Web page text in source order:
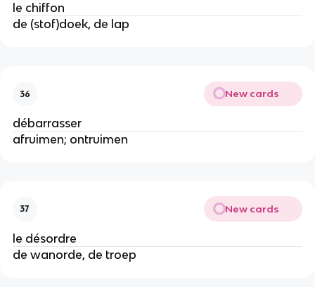
le chiffon
de (stof)doek, de lap
36 New cards
débarrasser
afruimen; ontruimen
37 New cards
le désordre
de wanorde, de troep